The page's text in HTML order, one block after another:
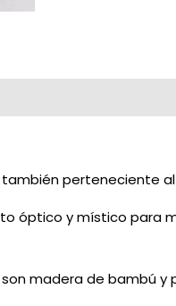
también perteneciente
óptico y místico para
madera de bambú y